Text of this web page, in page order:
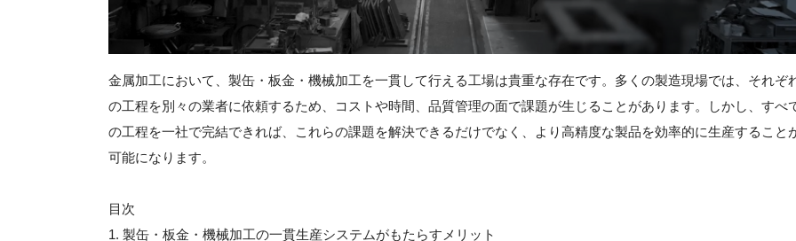
金属加工において、製缶・板金・機械加工を一貫して行える工場は貴重な存在です。多くの製造現場では、それぞ
の工程を別々の業者に依頼するため、コストや時間、品質管理の面で課題が生じることがあります。しかし、すべ
の工程を一社で完結できれば、これらの課題を解決できるだけでなく、より高精度な製品を効率的に生産すること
可能になります。
目次
1. 製缶・板金・機械加工の一貫生産システムがもたらすメリット